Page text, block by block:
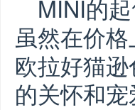
MINI的
虽然在价
欧拉好猫
的关怀和宠